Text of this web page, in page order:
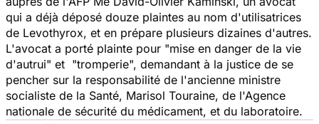
qui a déjà déposé douze plaintes au nom d'utilisatrices
de Levothyrox, et en prépare plusieurs dizaines d'autres.
L'avocat a porté plainte pour "mise en danger de la vie
d'autrui" et "tromperie", demandant à la justice de se
pencher sur la responsabilité de l'ancienne ministre
socialiste de la Santé, Marisol Touraine, de l'Agence
nationale de sécurité du médicament, et du laboratoire.